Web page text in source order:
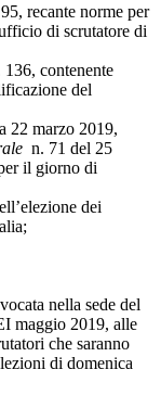
recante norme per
di scrutatore di
contenente
del
22 marzo 2019,
n. 71 del 25
il giorno di
dei
nella sede del
maggio 2019, alle
che saranno
di domenica